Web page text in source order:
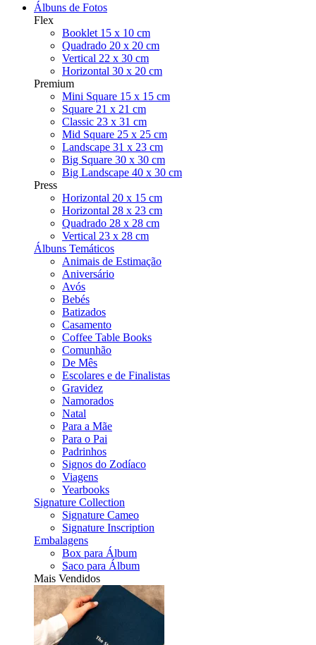
Álbuns de Fotos
Flex
Booklet 15 x 10 cm
Quadrado 20 x 20 cm
Vertical 22 x 30 cm
Horizontal 30 x 20 cm
Premium
Mini Square 15 x 15 cm
Square 21 x 21 cm
Classic 23 x 31 cm
Mid Square 25 x 25 cm
Landscape 31 x 23 cm
Big Square 30 x 30 cm
Big Landscape 40 x 30 cm
Press
Horizontal 20 x 15 cm
Horizontal 28 x 23 cm
Quadrado 28 x 28 cm
Vertical 23 x 28 cm
Álbuns Temáticos
Animais de Estimação
Aniversário
Avós
Bebés
Batizados
Casamento
Coffee Table Books
Comunhão
De Mês
Escolares e de Finalistas
Gravidez
Namorados
Natal
Para a Mãe
Para o Pai
Padrinhos
Signos do Zodíaco
Viagens
Yearbooks
Signature Collection
Signature Cameo
Signature Inscription
Embalagens
Box para Álbum
Saco para Álbum
Mais Vendidos